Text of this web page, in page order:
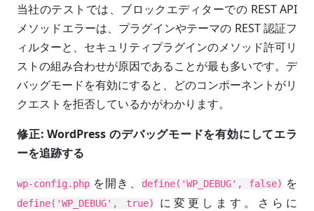
当社のテストでは、ブロックエディターでの REST API
メソッドエラーは、プラグインやテーマの REST 認証フ
ィルターと、セキュリティプラグインのメソッド許可リ
ストの組み合わせが原因であることが最も多いです。デ
バッグモードを有効にすると、どのコンポーネントがリ
クエストを拒否しているかがわかります。
修正: WordPress のデバッグモードを有効にしてエラ
ーを追跡する
wp-config.php を開き、 define('WP_DEBUG', false) を
define('WP_DEBUG', true) に変更します。さらに